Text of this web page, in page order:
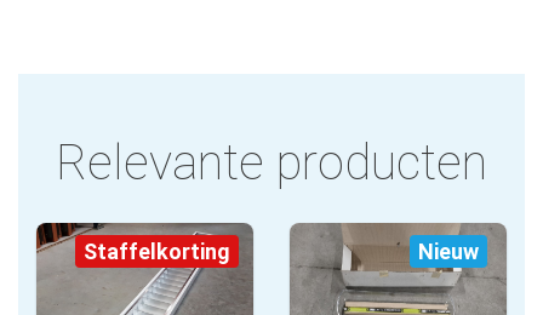
Relevante producten
Staffelkorting Nieuw